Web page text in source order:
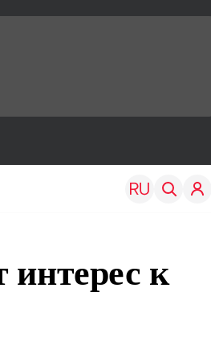
интерес к